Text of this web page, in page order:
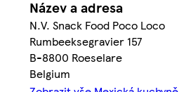
Název a adresa
N.V. Snack Food Poco Loco
Rumbeeksegravier 157
B-8800 Roeselare
Belgium